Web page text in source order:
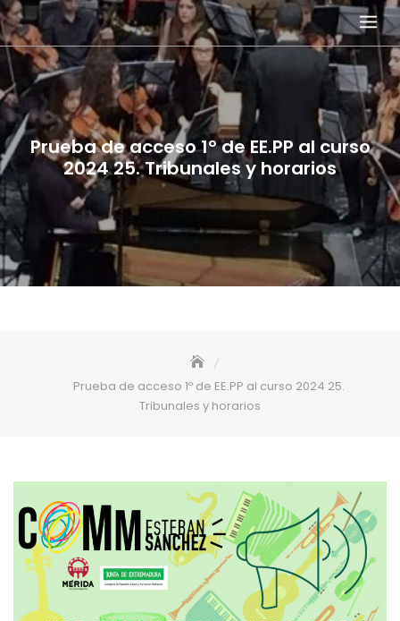
Skip
to
content
Prueba de acceso 1º de EE.PP al curso
2024 25. Tribunales y horarios
Prueba de acceso 1º de EE.PP al curso 2024 25.
Tribunales y horarios